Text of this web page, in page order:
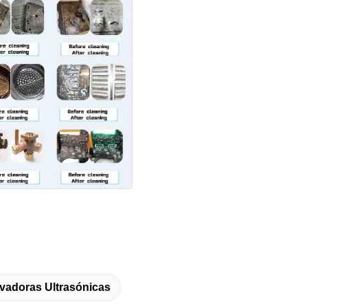
Ultrasónicas